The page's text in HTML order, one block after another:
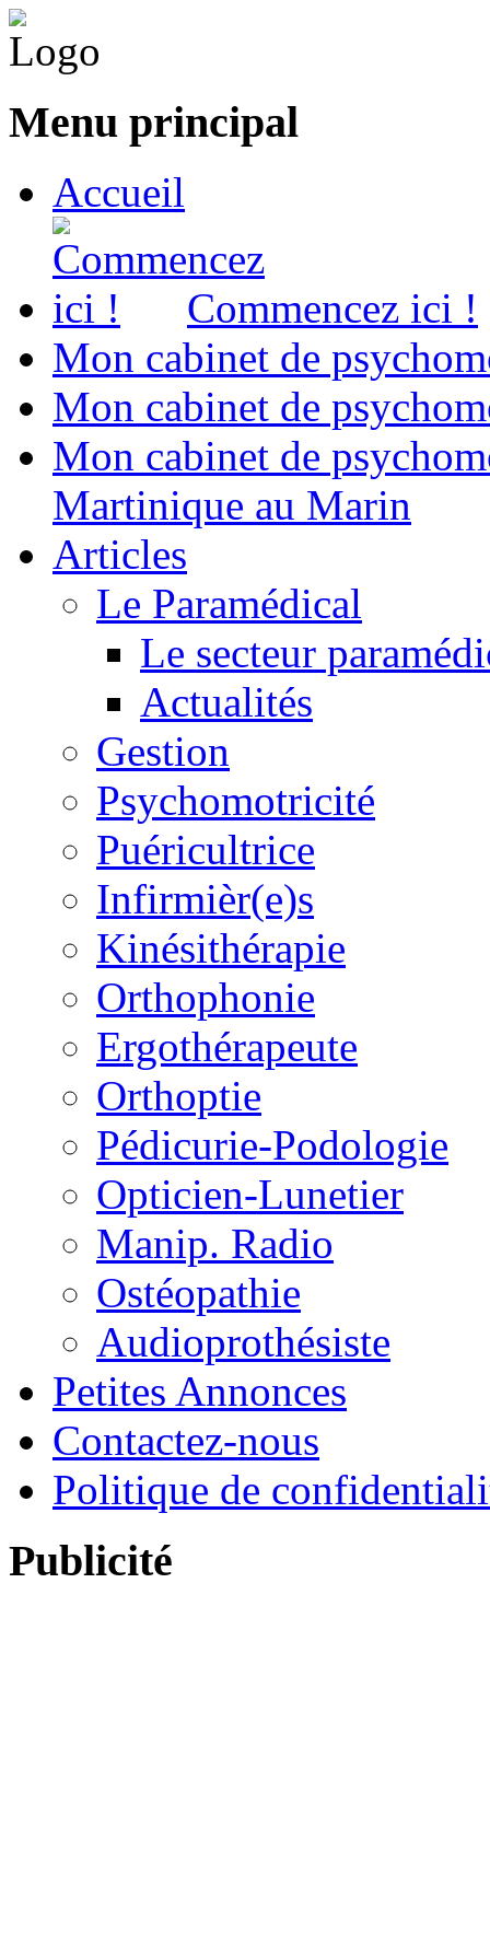
Menu principal
Accueil
Commencez ici !
Mon cabinet de
Mon cabinet de
Mon cabinet de
Martinique au Marin
Articles
Le Paramédical
Le secteur
Actualités
Gestion
Psychomotricité
Puéricultrice
Infirmièr(e)s
Kinésithérapie
Orthophonie
Ergothérapeute
Orthoptie
Pédicurie-Podologie
Opticien-Lunetier
Manip. Radio
Ostéopathie
Audioprothésiste
Petites Annonces
Contactez-nous
Politique de
Publicité